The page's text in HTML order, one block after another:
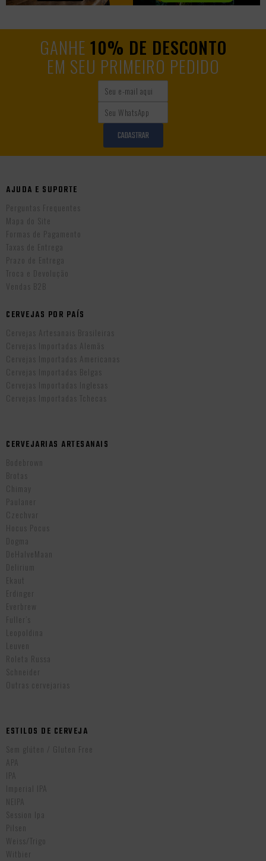
GANHE 10% DE DESCONTO
EM SEU PRIMEIRO PEDIDO
CADASTRAR
AJUDA E SUPORTE
Perguntas Frequentes
Mapa do Site
Formas de Pagamento
Taxas de Entrega
Prazo de Entrega
Troca e Devolução
Vendas B2B
CERVEJAS POR PAÍS
Cervejas Artesanais Brasileiras
Cervejas Importadas Alemãs
Cervejas Importadas Americanas
Cervejas Importadas Belgas
Cervejas Importadas Inglesas
Cervejas Importadas Tchecas
CERVEJARIAS ARTESANAIS
Bodebrown
Brotas
Chimay
Paulaner
Czechvar
Hocus Pocus
Dogma
DeHalveMaan
Delirium
Ekaut
Erdinger
Everbrew
Fuller’s
Leopoldina
Leuven
Roleta Russa
Schneider
Outras cervejarias
ESTILOS DE CERVEJA
Sem glúten / Gluten Free
APA
IPA
Imperial IPA
NEIPA
Session Ipa
Pilsen
Weiss/Trigo
Witbier